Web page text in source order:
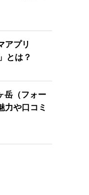
アプリ
とは？
岳（フォー
力や口コミ